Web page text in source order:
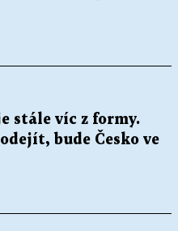
stále víc z formy.
bude Česko ve